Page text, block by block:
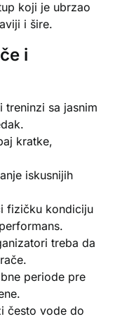
koji je ubrzao
i šire.
i
treninzi sa jasnim
kratke,
iskusnijih
fizičku kondiciju
treba da
periode pre
često vode do